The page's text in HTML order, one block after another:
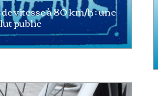
vitesse à 80 km/h : une
public